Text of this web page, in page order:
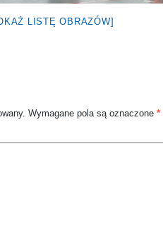
LISTĘ OBRAZÓW]
Wymagane pola są oznaczone *